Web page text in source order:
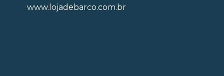
www.lojadebarco.com.br